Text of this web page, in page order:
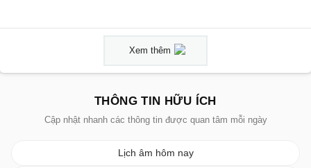
Xem thêm
THÔNG TIN HỮU ÍCH
Cập nhật nhanh các thông tin được quan tâm mỗi ngày
Lịch âm hôm nay